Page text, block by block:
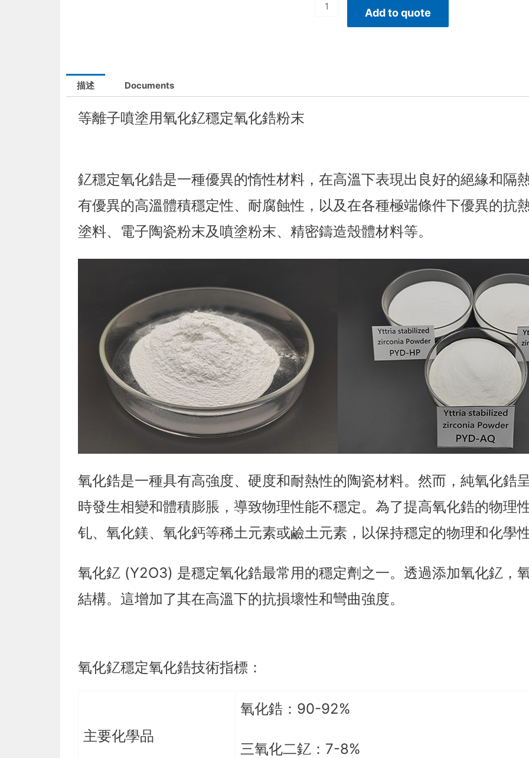
Add to quote
描述 Documents
等離子噴塗用氧化釔穩定氧化鋯粉末
釔穩定氧化鋯是一種優異的惰性材料，在高溫下表現出良好的絕緣和隔
有優異的高溫體積穩定性、耐腐蝕性，以及在各種極端條件下優異的抗
塗料、電子陶瓷粉末及噴塗粉末、精密鑄造殼體材料等。
氧化鋯是一種具有高強度、硬度和耐熱性的陶瓷材料。然而，純氧化
時發生相變和體積膨脹，導致物理性能不穩定。為了提高氧化鋯的物理
钆、氧化鎂、氧化鈣等稀土元素或鹼土元素，以保持穩定的物理和化學性
氧化釔 (Y2O3) 是穩定氧化鋯最常用的穩定劑之一。透過添加氧化釔，
結構。這增加了其在高溫下的抗損壞性和彎曲強度。
氧化釔穩定氧化鋯技術指標：
主要化學品
氧化鋯：90-92%
三氧化二釔：7-8%